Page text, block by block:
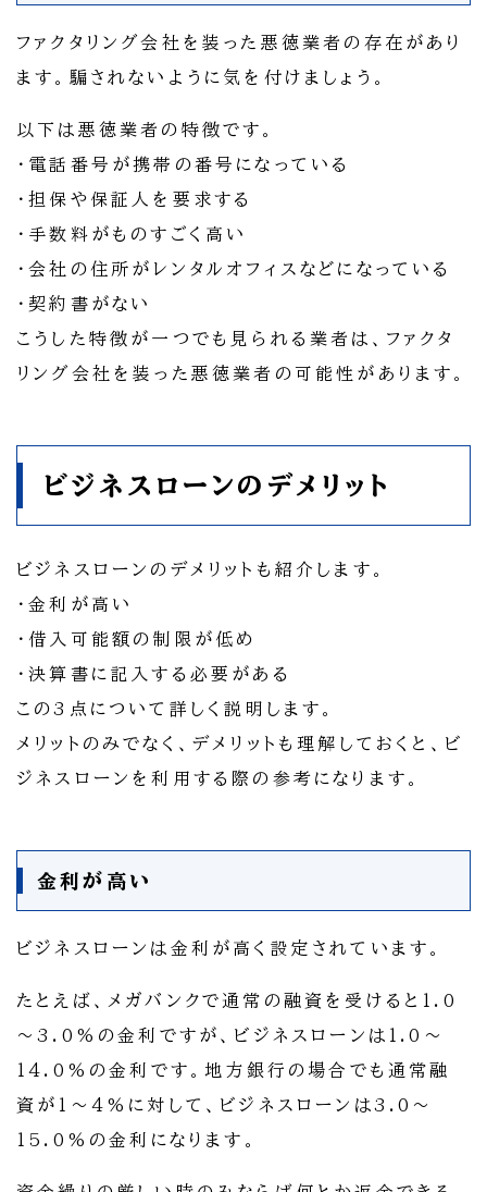
ファクタリング会社を装った悪徳業者の存在があり
ます。騙されないように気を付けましょう。
以下は悪徳業者の特徴です。
・電話番号が携帯の番号になっている
・担保や保証人を要求する
・手数料がものすごく高い
・会社の住所がレンタルオフィスなどになっている
・契約書がない
こうした特徴が一つでも見られる業者は、ファクタ
リング会社を装った悪徳業者の可能性があります。
ビジネスローンのデメリット
ビジネスローンのデメリットも紹介します。
・金利が高い
・借入可能額の制限が低め
・決算書に記入する必要がある
この3点について詳しく説明します。
メリットのみでなく、デメリットも理解しておくと、ビ
ジネスローンを利用する際の参考になります。
金利が高い
ビジネスローンは金利が高く設定されています。
たとえば、メガバンクで通常の融資を受けると1.0
～3.0%の金利ですが、ビジネスローンは1.0～
14.0%の金利です。地方銀行の場合でも通常融
資が1～4%に対して、ビジネスローンは3.0～
15.0%の金利になります。